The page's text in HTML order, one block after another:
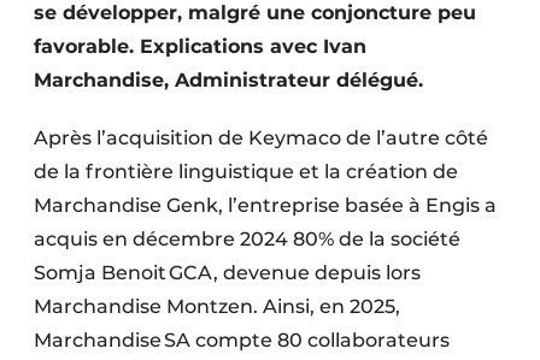
Infrastructures souterraines et égouttage
Protection solaire
Rénovation
Sécurité incendie
Software
Techniques ferroviaires
se développer, malgré une conjoncture peu
favorable. Explications avec Ivan
Marchandise, Administrateur délégué.
Après l’acquisition de Keymaco de l’autre côté
de la frontière linguistique et la création de
Marchandise Genk, l’entreprise basée à Engis a
acquis en décembre 2024 80% de la société
Somja Benoit GCA, devenue depuis lors
Marchandise Montzen. Ainsi, en 2025,
Marchandise SA compte 80 collaborateurs